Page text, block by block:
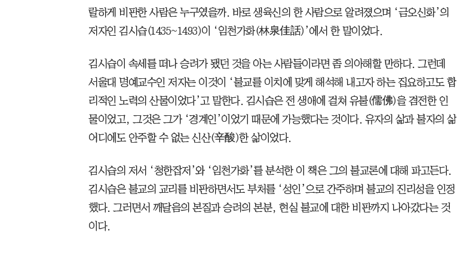
랄하게 비판한 사람은 누구였을까. 바로 생육신의 한 사람으로 알려졌으며 ‘금오신화’의
저자인 김시습(1435~1493)이 ‘임천가화(林泉佳話)’에서 한 말이었다.
김시습이 속세를 떠나 승려가 됐던 것을 아는 사람들이라면 좀 의아해할 만하다. 그런데
서울대 명예교수인 저자는 이것이 ‘불교를 이치에 맞게 해석해 내고자 하는 집요하고도 합
리적인 노력의 산물이었다’고 말한다. 김시습은 전 생애에 걸쳐 유불(儒佛)을 겸전한 인
물이었고, 그것은 그가 ‘경계인’이었기 때문에 가능했다는 것이다. 유자의 삶과 불자의 삶
어디에도 안주할 수 없는 신산(辛酸)한 삶이었다.
김시습의 저서 ‘청한잡저’와 ‘임천가화’를 분석한 이 책은 그의 불교론에 대해 파고든다.
김시습은 불교의 교리를 비판하면서도 부처를 ‘성인’으로 간주하며 불교의 진리성을 인정
했다. 그러면서 깨달음의 본질과 승려의 본분, 현실 불교에 대한 비판까지 나아갔다는 것
이다.